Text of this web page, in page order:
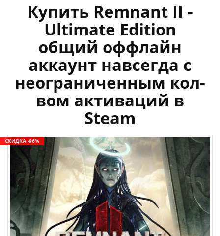
Купить Remnant II -
Ultimate Edition
общий оффлайн
аккаунт навсегда с
неограниченным кол-
вом активаций в
Steam
СКИДКА -96%